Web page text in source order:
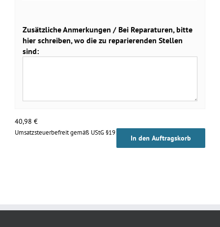
Zusätzliche Anmerkungen / Bei Reparaturen, bitte
hier schreiben, wo die zu reparierenden Stellen
sind:
In den Auftragskorb
40,98 €
Umsatzsteuerbefreit gemäß UStG §19